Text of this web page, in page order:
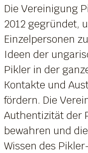
Die Vereinigung
2012 gegründet,
Einzelpersonen
Ideen der
Pikler in der
Kontakte und
fördern. Die
Authentizität der
bewahren und
Wissen des